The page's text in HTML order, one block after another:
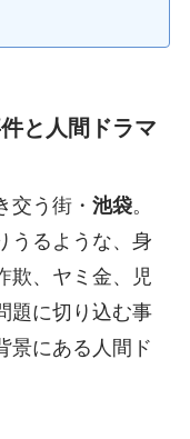
と人間ドラマ
交う街・ 池袋。
うるような、身
欺、ヤミ金、児
題に切り込む事
景にある人間ド